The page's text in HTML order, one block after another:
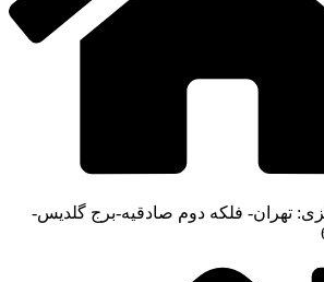
تهران- فلکه دوم صادقیه-برج گلدیس-